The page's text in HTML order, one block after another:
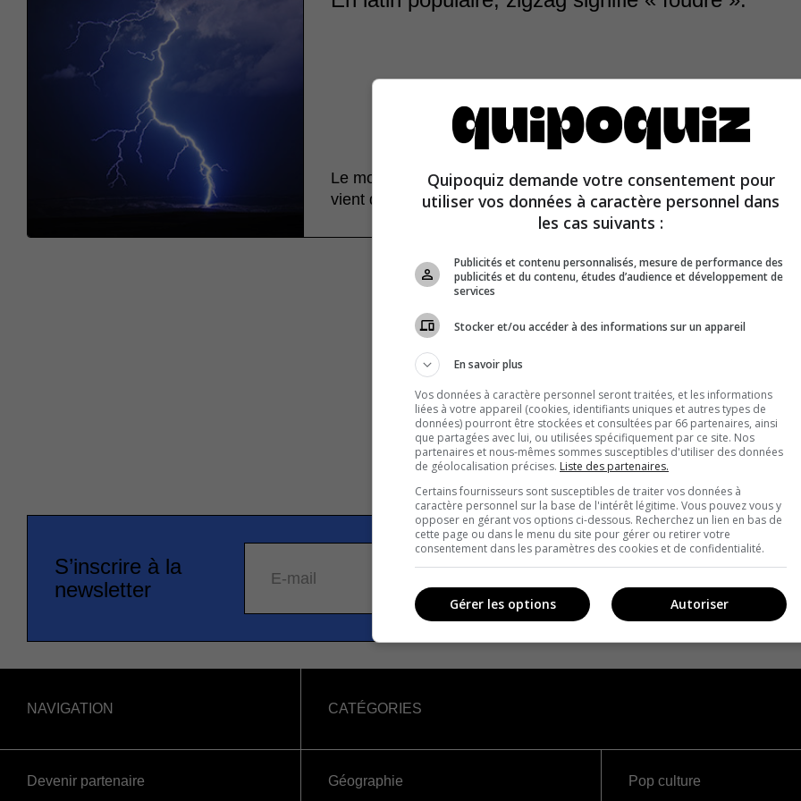
Le mot zigzagtirerait son origine de l’onomatopéezik-zak : le
vient d’une scie. Il ne vient pas du latin populaire.
S’inscrire à la
newsletter
E-mail
NAVIGATION
Devenir partenaire
CATÉGORIES
Géographie
Pop culture
Quipoquiz demande votre consentement pour
utiliser vos données à caractère personnel dans
les cas suivants :
Publicités et contenu personnalisés, mesure de performance des
publicités et du contenu, études d’audience et développement de
services
Stocker et/ou accéder à des informations sur un appareil
En savoir plus
Vos données à caractère personnel seront traitées, et les informations
liées à votre appareil (cookies, identifiants uniques et autres types de
données) pourront être stockées et consultées par 66 partenaires, ainsi
que partagées avec lui, ou utilisées spécifiquement par ce site. Nos
partenaires et nous-mêmes sommes susceptibles d'utiliser des données
de géolocalisation précises. Liste des partenaires.
Certains fournisseurs sont susceptibles de traiter vos données à
caractère personnel sur la base de l'intérêt légitime. Vous pouvez vous y
opposer en gérant vos options ci-dessous. Recherchez un lien en bas de
cette page ou dans le menu du site pour gérer ou retirer votre
consentement dans les paramètres des cookies et de confidentialité.
Autoriser
Gérer les options